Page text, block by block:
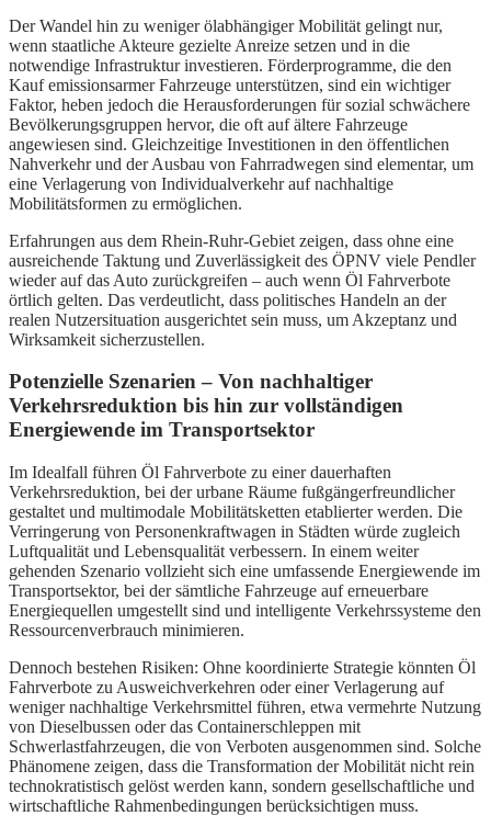
Der Wandel hin zu weniger ölabhängiger Mobilität gelingt nur,
wenn staatliche Akteure gezielte Anreize setzen und in die
notwendige Infrastruktur investieren. Förderprogramme, die den
Kauf emissionsarmer Fahrzeuge unterstützen, sind ein wichtiger
Faktor, heben jedoch die Herausforderungen für sozial schwächere
Bevölkerungsgruppen hervor, die oft auf ältere Fahrzeuge
angewiesen sind. Gleichzeitige Investitionen in den öffentlichen
Nahverkehr und der Ausbau von Fahrradwegen sind elementar, um
eine Verlagerung von Individualverkehr auf nachhaltige
Mobilitätsformen zu ermöglichen.
Erfahrungen aus dem Rhein-Ruhr-Gebiet zeigen, dass ohne eine
ausreichende Taktung und Zuverlässigkeit des ÖPNV viele Pendler
wieder auf das Auto zurückgreifen – auch wenn Öl Fahrverbote
örtlich gelten. Das verdeutlicht, dass politisches Handeln an der
realen Nutzersituation ausgerichtet sein muss, um Akzeptanz und
Wirksamkeit sicherzustellen.
Potenzielle Szenarien – Von nachhaltiger
Verkehrsreduktion bis hin zur vollständigen
Energiewende im Transportsektor
Im Idealfall führen Öl Fahrverbote zu einer dauerhaften
Verkehrsreduktion, bei der urbane Räume fußgängerfreundlicher
gestaltet und multimodale Mobilitätsketten etablierter werden. Die
Verringerung von Personenkraftwagen in Städten würde zugleich
Luftqualität und Lebensqualität verbessern. In einem weiter
gehenden Szenario vollzieht sich eine umfassende Energiewende im
Transportsektor, bei der sämtliche Fahrzeuge auf erneuerbare
Energiequellen umgestellt sind und intelligente Verkehrssysteme den
Ressourcenverbrauch minimieren.
Dennoch bestehen Risiken: Ohne koordinierte Strategie könnten Öl
Fahrverbote zu Ausweichverkehren oder einer Verlagerung auf
weniger nachhaltige Verkehrsmittel führen, etwa vermehrte Nutzung
von Dieselbussen oder das Containerschleppen mit
Schwerlastfahrzeugen, die von Verboten ausgenommen sind. Solche
Phänomene zeigen, dass die Transformation der Mobilität nicht rein
technokratistisch gelöst werden kann, sondern gesellschaftliche und
wirtschaftliche Rahmenbedingungen berücksichtigen muss.